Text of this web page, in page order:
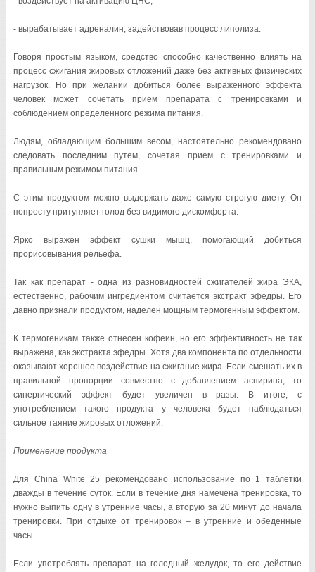
- вырабатывает адреналин, задействовав процесс липолиза.
Говоря простым языком, средство способно качественно влиять на
процесс сжигания жировых отложений даже без активных физических
нагрузок. Но при желании добиться более выраженного эффекта
человек может сочетать прием препарата с тренировками и
соблюдением определенного режима питания.
Людям, обладающим большим весом, настоятельно рекомендовано
следовать последним путем, сочетая прием с тренировками и
правильным режимом питания.
С этим продуктом можно выдержать даже самую строгую диету. Он
попросту притупляет голод без видимого дискомфорта.
Ярко выражен эффект сушки мышц, помогающий добиться
прорисовывания рельефа.
Так как препарат - одна из разновидностей сжигателей жира ЭКА,
естественно, рабочим ингредиентом считается экстракт эфедры. Его
давно признали продуктом, наделен мощным термогенным эффектом.
К термогеникам также отнесен кофеин, но его эффективность не так
выражена, как экстракта эфедры. Хотя два компонента по отдельности
оказывают хорошее воздействие на сжигание жира. Если смешать их в
правильной пропорции совместно с добавлением аспирина, то
синергический эффект будет увеличен в разы. В итоге, с
употреблением такого продукта у человека будет наблюдаться
сильное таяние жировых отложений.
Применение продукта
Для China White 25 рекомендовано использование по 1 таблетки
дважды в течение суток. Если в течение дня намечена тренировка, то
нужно выпить одну в утренние часы, а вторую за 20 минут до начала
тренировки. При отдыхе от тренировок – в утренние и обеденные
часы.
Если употреблять препарат на голодный желудок, то его действие